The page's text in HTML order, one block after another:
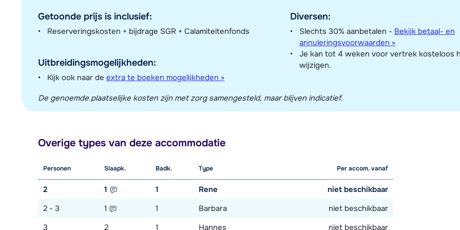
Getoonde prijs is inclusief:
Reserveringskosten + bijdrage SGR + Calamiteitenfonds
Uitbreidingsmogelijkheden:
Kijk ook naar de extra te boeken mogelijkheden »
Diversen:
Slechts 30% aanbetalen - Bekijk betaal- en
annuleringsvoorwaarden »
Je kan tot 4 weken voor vertrek kosteloos
wijzigen.
De genoemde plaatselijke kosten zijn met zorg samengesteld, maar blijven indicatief.
Overige types van deze accommodatie
Personen Slaapk. Badk. Type Per accom. vanaf
2 1 1 Rene
niet beschikbaar
2 - 3
1 1 Barbara
niet beschikbaar
3
2 1 Hannes niet beschikbaar